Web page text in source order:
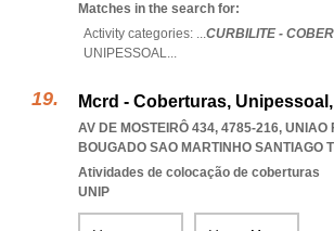
Matches in the search for:
Activity categories: ...CURBILITE -
UNIPESSOAL...
Mcrd - Coberturas,
AV DE MOSTEIRÔ 434, 4785-216, UNIAO
BOUGADO SAO MARTINHO SANTIAGO
Atividades de colocação de coberturas
UNIP